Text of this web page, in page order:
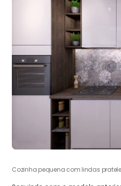
Cozinha pequena com lindas